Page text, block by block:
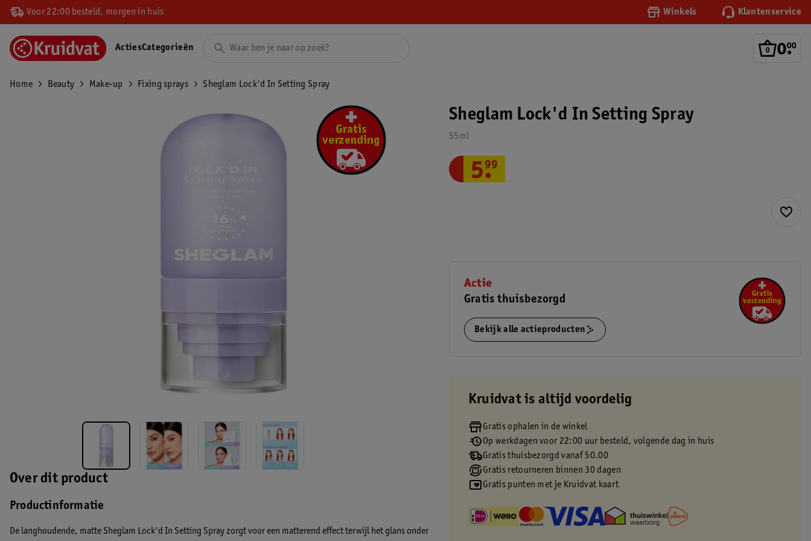
Voor 22:00 besteld, morgen in huis Winkels Klantenservice
0.
00
ActiesCategorieën
Home Beauty Make-up Fixing sprays Sheglam Lock'd In Setting Spray
Over dit product
Productinformatie
De langhoudende, matte Sheglam Lock'd In Setting Spray zorgt voor een matterend effect terwijl het glans onder
Sheglam Lock'd In Setting Spray
55ml
5.
99
Actie
Gratis thuisbezorgd
Bekijk alle actieproducten
Kruidvat is altijd voordelig
Gratis ophalen in de winkel
Op werkdagen voor 22:00 uur besteld, volgende dag in huis
Gratis thuisbezorgd vanaf 50.00
Gratis retourneren binnen 30 dagen
Gratis punten met je Kruidvat kaart